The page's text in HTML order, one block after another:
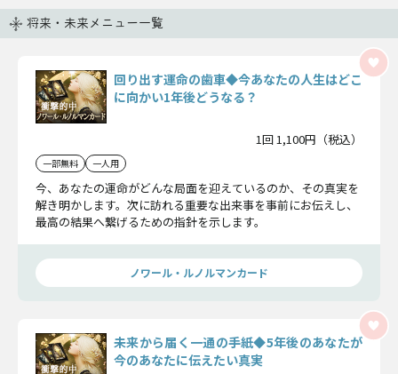
将来・未来メニュー一覧
回り出す運命の歯車◆今あなたの人生はどこ
に向かい1年後どうなる？
1回 1,100円（税込）
一部無料 一人用
今、あなたの運命がどんな局面を迎えているのか、その真実を
解き明かします。次に訪れる重要な出来事を事前にお伝えし、
最高の結果へ繋げるための指針を示します。
ノワール・ルノルマンカード
未来から届く一通の手紙◆5年後のあなたが
今のあなたに伝えたい真実